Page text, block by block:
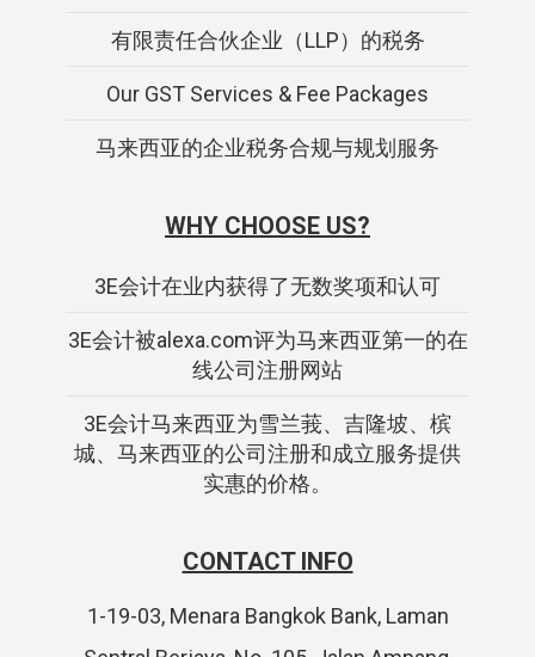
有限责任合伙企业（LLP）的税务
Our GST Services & Fee Packages
马来西亚的企业税务合规与规划服务
WHY CHOOSE US?
3E会计在业内获得了无数奖项和认可
3E会计被alexa.com评为马来西亚第一的在
线公司注册网站
3E会计马来西亚为雪兰莪、吉隆坡、槟
城、马来西亚的公司注册和成立服务提供
实惠的价格。
CONTACT INFO
1-19-03, Menara Bangkok Bank, Laman